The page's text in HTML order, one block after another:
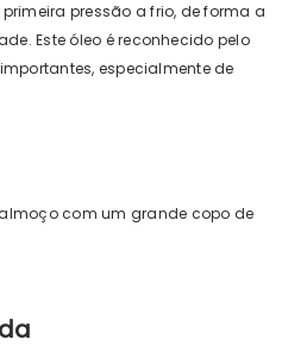
pressão a frio, de forma a
Este óleo é reconhecido pelo
especialmente de
com um grande copo de